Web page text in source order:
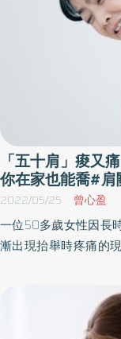
「五十肩」痠又
你在家也能喬#肩
2022/05/25 曾心盈
一位50多歲女性因長
漸出現抬舉時疼痛的
會引發疼痛，十分困
中醫師陳建閔詢問
肩，又稱冰凍肩。